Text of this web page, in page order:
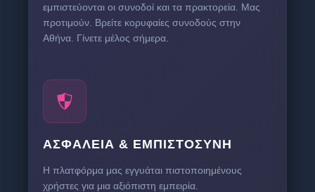
εμπιστεύονται οι συνοδοί και τα πρακτορεία. Μας
προτιμούν. Βρείτε κορυφαίες συνοδούς στην
Αθήνα. Γίνετε μέλος σήμερα.
ΑΣΦΆΛΕΙΑ & ΕΜΠΙΣΤΟΣΎΝΗ
Η πλατφόρμα μας εγγυάται πιστοποιημένους
χρήστες για μια αξιόπιστη εμπειρία.